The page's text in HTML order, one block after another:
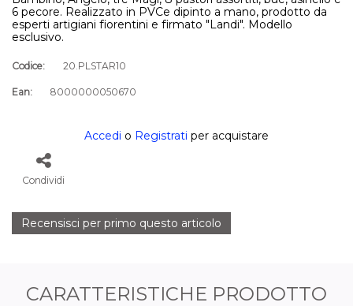
6 pecore. Realizzato in PVCe dipinto a mano, prodotto da
esperti artigiani fiorentini e firmato "Landi". Modello
esclusivo.
Codice: 20.PLSTAR10
Ean: 8000000050670
Accedi o Registrati per acquistare
Condividi
Recensisci per primo questo articolo
CARATTERISTICHE PRODOTTO